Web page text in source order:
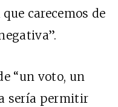
carecemos de
“un voto, un
sería permitir